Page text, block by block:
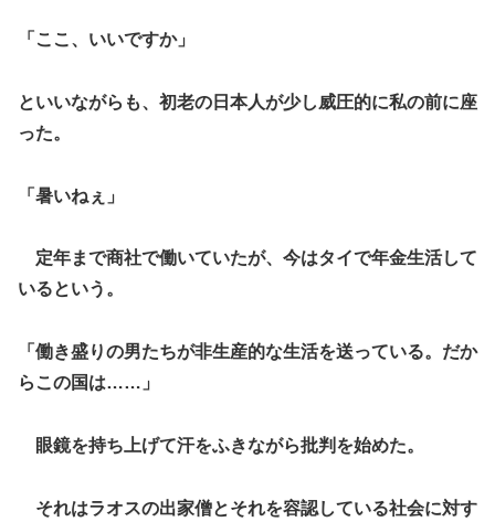
「ここ、いいですか」
といいながらも、初老の日本人が少し威圧的に私の前に座
った。
「暑いねぇ」
定年まで商社で働いていたが、今はタイで年金生活して
いるという。
「働き盛りの男たちが非生産的な生活を送っている。だか
らこの国は……」
眼鏡を持ち上げて汗をふきながら批判を始めた。
それはラオスの出家僧とそれを容認している社会に対す